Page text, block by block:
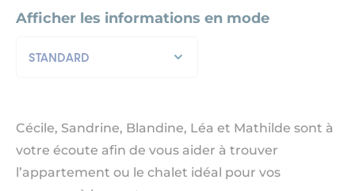
Afficher les informations en mode
STANDARD
Cécile, Sandrine, Blandine, Léa et Mathilde sont à
votre écoute afin de vous aider à trouver
l’appartement ou le chalet idéal pour vos